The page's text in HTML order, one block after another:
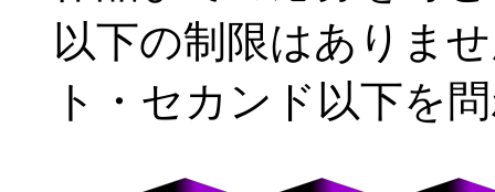
以下の制限はありま
ト・セカンド以下を